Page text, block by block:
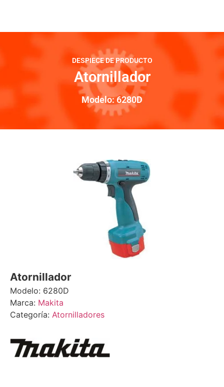
DESPIECE DE PRODUCTO
Atornillador
Modelo: 6280D
Atornillador
Modelo: 6280D
Marca: Makita
Categoría: Atornilladores